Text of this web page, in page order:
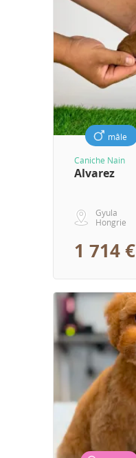
mâle
Caniche Nain
Alvarez
Gyula
Hongrie
1 714 €